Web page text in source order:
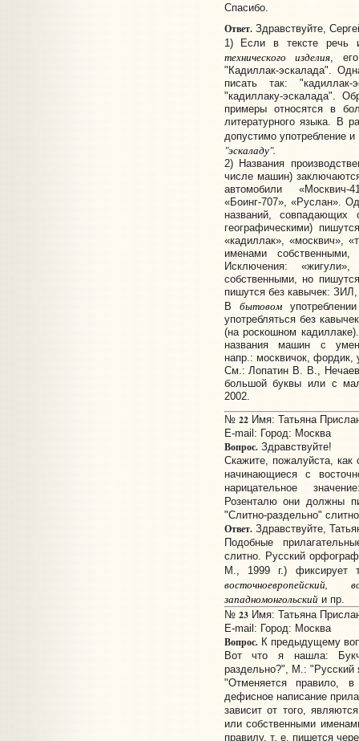
Спасибо.
Ответ.Здравствуйте,
1) Если в тексте
технического изделия,
"Кадиллак-эскалада".
писать так: "кадиллак-
"кадиллаку-эскалада".
примеры относятся в
литературного языка. В
допустимо употребление
"эскаладу".
2) Названия
числе машин)
автомобили
«Боинг-707», «Руслан».
названий,
географическими)
«кадиллак», «москвич»,
именами
Исключения:
собственными, но
пишутся без кавычек:
В бытовом
употребляться без
(на роскошном
названия машин с
напр.: москвичок, фордик,
См.: Лопатин В. В.,
большой буквы или с
2002.
№ 22Имя: Татьяна
E-mail: Город: Москва
Вопрос.Здравствуйте!
Скажите, пожалуйста, как
начинающиеся с
нарицательное
Розенталю они должны
"Слитно-раздельно"
Ответ.Здравствуйте,
Подобные
слитно. Русский
М., 1999 г.) фиксирует
восточноевропейский,
западномонгольскийи пр.
№ 23Имя: Татьяна
E-mail: Город: Москва
Вопрос.К предыдущему
Вот что я нашла:
раздельно?", М.: "Русский
"Отменяется правило,
дефисное написание
зависит от того,
или собственными
правилу, т. е. пишется